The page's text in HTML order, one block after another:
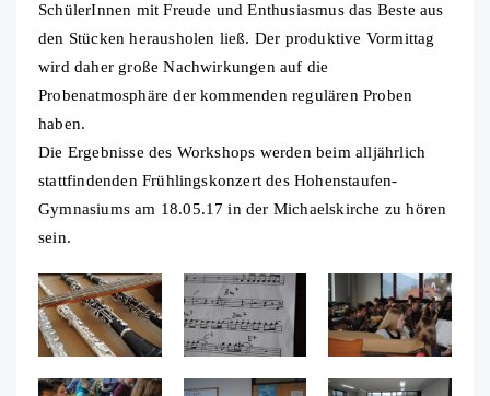
SchülerInnen mit Freude und Enthusiasmus das Beste aus
den Stücken herausholen ließ. Der produktive Vormittag
wird daher große Nachwirkungen auf die
Probenatmosphäre der kommenden regulären Proben
haben.
Die Ergebnisse des Workshops werden beim alljährlich
stattfindenden Frühlingskonzert des Hohenstaufen-
Gymnasiums am 18.05.17 in der Michaelskirche zu hören
sein.